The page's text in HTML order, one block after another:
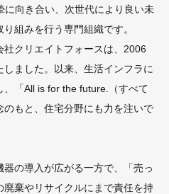
に向き合い、次世代により良い未
組みを行う専門組織です。
クリエイトフォースは、2006
ました。以来、生活インフラに
「All is for the future.（すべて
もと、住宅分野にも力を注いで
の導入が広がる一方で、「売っ
棄やリサイクルにまで責任を持